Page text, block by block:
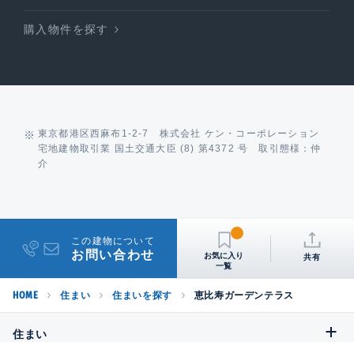
購入物件を探す
東京都港区西麻布1-2-7 株式会社 ケン・コーポレーション
宅地建物取引業 国土交通大臣 (8) 第4372 号 取引態様：仲
介
この建物について
お問い合わせ 共有
HOME 住まい 住まいを探す 恵比寿ガーデンテラス
住まい